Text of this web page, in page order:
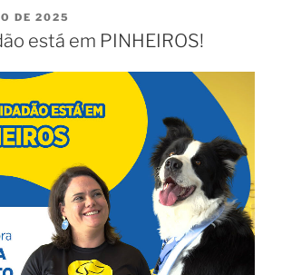
DE 2025
está em PINHEIROS!